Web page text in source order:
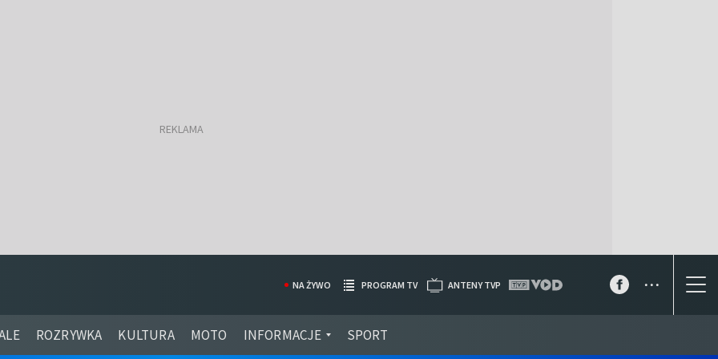
ROZRYWKA KULTURA MOTO INFORMACJE SPORT
NA ŻYWO PROGRAM TV ANTENY TVP ...